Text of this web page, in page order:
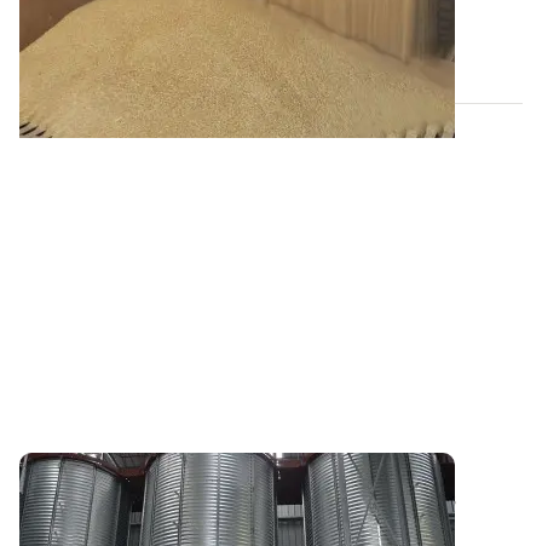
développement des insectes, il est...
16 JUILL. 2026
Conservation des grains - Téléchargez les
dernières lettres Stock@ge